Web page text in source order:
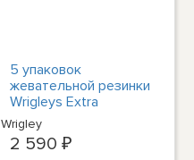
5 упаковок
жевательной резинки
Wrigleys Extra
Winterfresh | 15
палочек в упаковке |
Без сахара!
Wrigley
2 590 ₽